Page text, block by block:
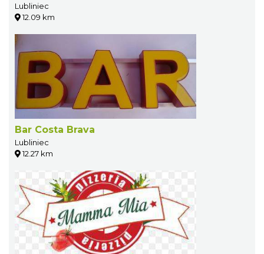
Lubliniec
12.09 km
Bar Costa Brava
Lubliniec
12.27 km